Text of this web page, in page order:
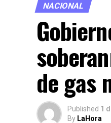
Registro de
inútiles,
Pese a la
muestran
generales,
y un
mercado
NACIONAL
de gas
Published 1
By LaHora